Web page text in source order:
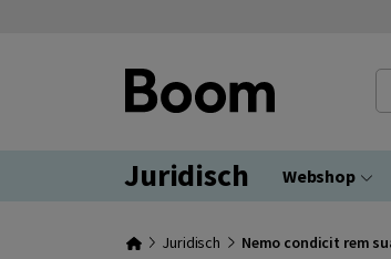
Juridisch Webshop
Juridisch Nemo condicit rem